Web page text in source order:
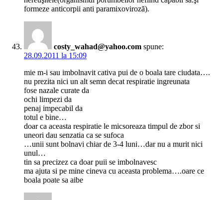
formeze anticorpii anti paramixoviroză).
costy_wahad@yahoo.com spune:
28.09.2011 la 15:09
mie m-i sau imbolnavit cativa pui de o boala tare ciudata….
nu prezita nici un alt semn decat respiratie ingreunata
fose nazale curate da
ochi limpezi da
penaj impecabil da
totul e bine…
doar ca aceasta respiratie le micsoreaza timpul de zbor si
uneori dau senzatia ca se sufoca
…unii sunt bolnavi chiar de 3-4 luni…dar nu a murit nici
unul…
tin sa precizez ca doar puii se imbolnavesc
ma ajuta si pe mine cineva cu aceasta problema….oare ce
boala poate sa aibe